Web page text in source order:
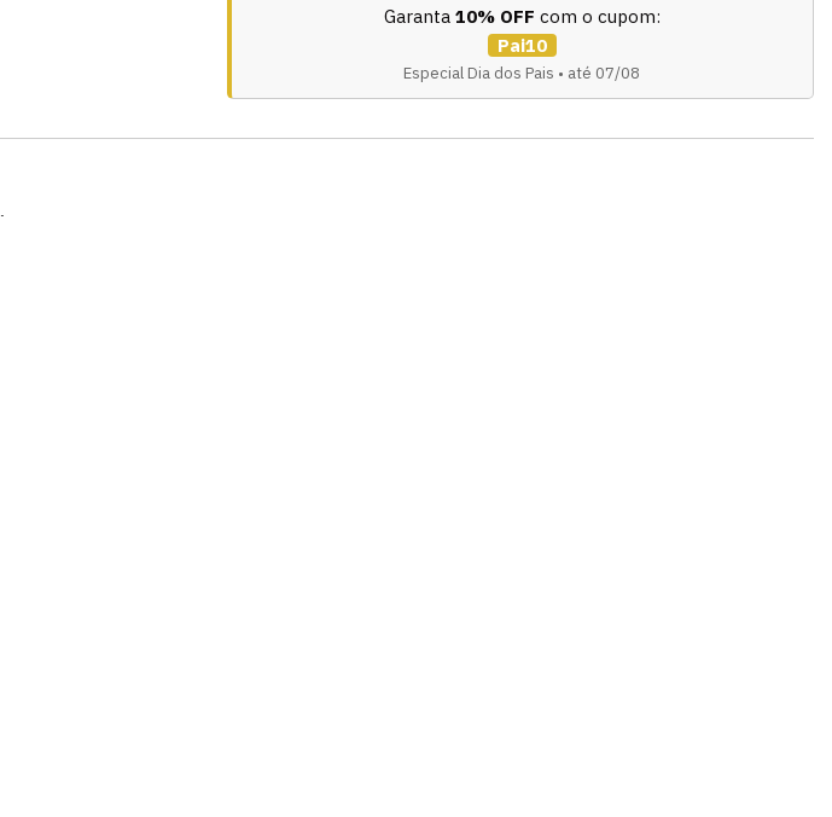
Garanta 10% OFF com o cupom:
Pai10
Especial Dia dos Pais • até 07/08